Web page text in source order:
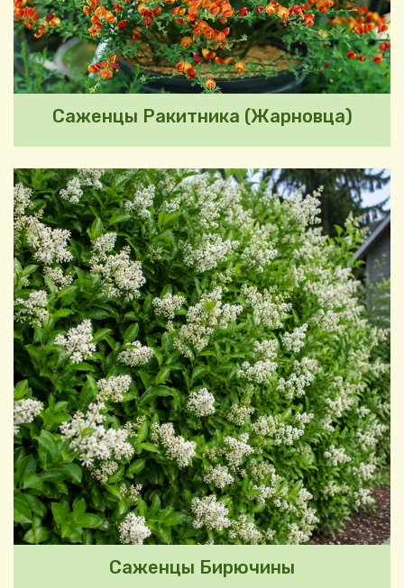
Саженцы Ракитника (Жарновца)
Саженцы Бирючины